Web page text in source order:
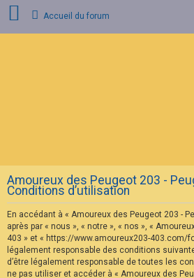
I
n
s
c
r
i
p
t
o
Accueil du forum
Amoureux des Peugeot 203 -
Conditions d’utilisation
En accédant à « Amoureux des Peugeot 203 -
après par « nous », « notre », « nos », «
403 » et « https://www.amoureux203-403.com/
légalement responsable des conditions
d’être légalement responsable de toutes les
ne pas utiliser et accéder à « Amoureux des